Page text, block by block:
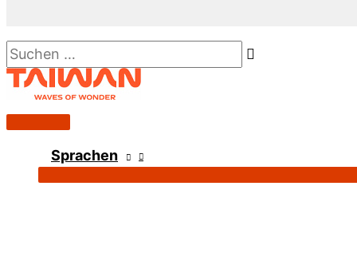
Suchen …
Hauptmenü
Sprachen